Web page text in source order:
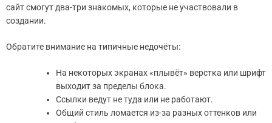
сайт смогут два-три знакомых, которые не участвовали в
создании.
Обратите внимание на типичные недочёты:
На некоторых экранах «плывёт» верстка или шрифт
выходит за пределы блока.
Ссылки ведут не туда или не работают.
Общий стиль ломается из-за разных оттенков или